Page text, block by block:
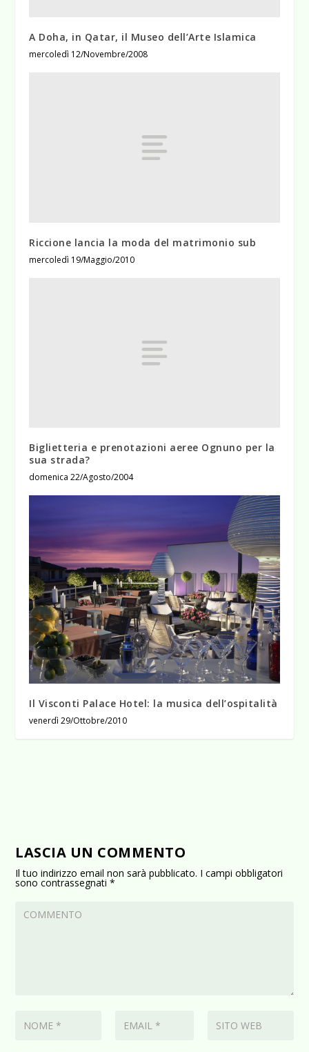
A Doha, in Qatar, il Museo dell’Arte Islamica
mercoledì 12/Novembre/2008
Riccione lancia la moda del matrimonio sub
mercoledì 19/Maggio/2010
Biglietteria e prenotazioni aeree Ognuno per la
sua strada?
domenica 22/Agosto/2004
Il Visconti Palace Hotel: la musica dell’ospitalità
venerdì 29/Ottobre/2010
LASCIA UN COMMENTO
Il tuo indirizzo email non sarà pubblicato. I campi obbligatori
sono contrassegnati*